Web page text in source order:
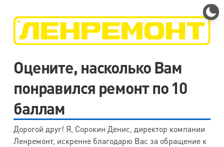
Оцените, насколько Вам
понравился ремонт по 10
баллам
Дорогой друг! Я, Сорокин Денис, директор компании
Ленремонт, искренне благодарю Вас за обращение к